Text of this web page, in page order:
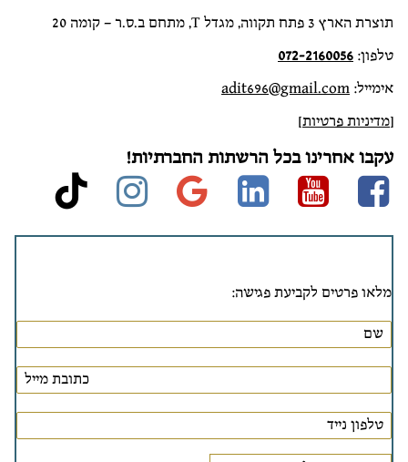
תוצרת הארץ 3 פתח תקווה, מגדל T, מתחם ב.ס.ר – קומה 20
טלפון: 072-2160056
אימייל: adit696@gmail.com
[מדיניות פרטיות]
עקבו אחרינו בכל הרשתות החברתיות!
Facebook
Youtube
linkedin
google
מלאו פרטים לקביעת פגישה: